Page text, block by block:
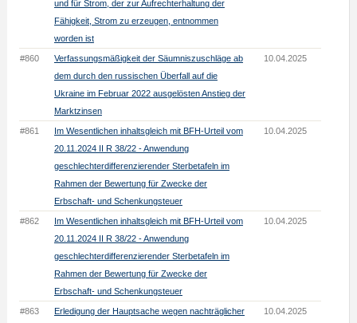
und für Strom, der zur Aufrechterhaltung der
Fähigkeit, Strom zu erzeugen, entnommen
worden ist
#860
Verfassungsmäßigkeit der Säumniszuschläge ab
dem durch den russischen Überfall auf die
Ukraine im Februar 2022 ausgelösten Anstieg der
Marktzinsen
10.04.2025
#861
Im Wesentlichen inhaltsgleich mit BFH-Urteil vom
20.11.2024 II R 38/22 - Anwendung
geschlechterdifferenzierender Sterbetafeln im
Rahmen der Bewertung für Zwecke der
Erbschaft- und Schenkungsteuer
10.04.2025
#862
Im Wesentlichen inhaltsgleich mit BFH-Urteil vom
20.11.2024 II R 38/22 - Anwendung
geschlechterdifferenzierender Sterbetafeln im
Rahmen der Bewertung für Zwecke der
Erbschaft- und Schenkungsteuer
10.04.2025
#863
Erledigung der Hauptsache wegen nachträglicher
10.04.2025